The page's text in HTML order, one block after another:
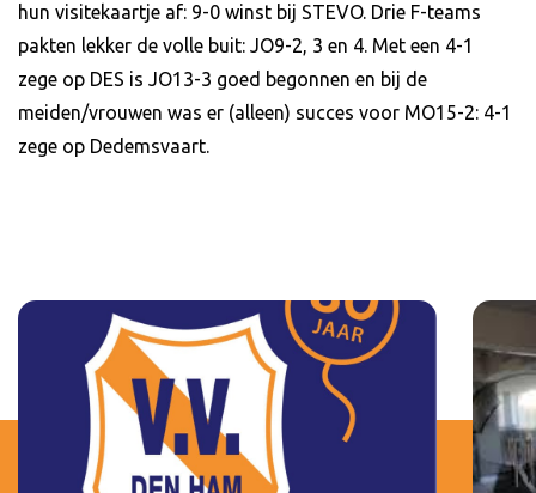
hun visitekaartje af: 9-0 winst bij STEVO. Drie F-teams
pakten lekker de volle buit: JO9-2, 3 en 4. Met een 4-1
zege op DES is JO13-3 goed begonnen en bij de
meiden/vrouwen was er (alleen) succes voor MO15-2: 4-1
zege op Dedemsvaart.